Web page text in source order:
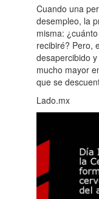
Cuando una
desempleo, la
misma:
recibiré? Pero,
desapercibido
mucho mayor
que se
Lado.mx